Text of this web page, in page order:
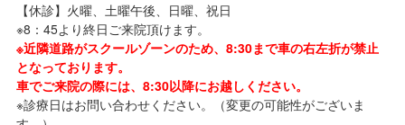
【休診】火曜、土曜午後、日曜、祝日
※8：45より終日ご来院頂けます。
※近隣道路がスクールゾーンのため、8:30まで車の右左折が禁止
となっております。
車でご来院の際には、8:30以降にお越しください。
※診療日はお問い合わせください。（変更の可能性がございま